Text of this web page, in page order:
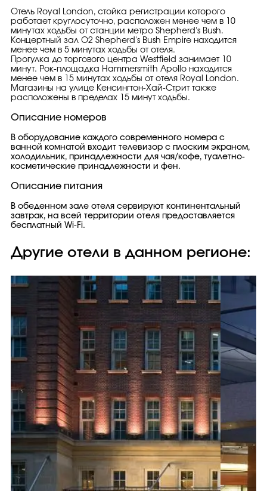
Отель Royal London, стойка регистрации которого
работает круглосуточно, расположен менее чем в 10
минутах ходьбы от станции метро Shepherd's Bush.
Концертный зал O2 Shepherd's Bush Empire находится
менее чем в 5 минутах ходьбы от отеля.
Прогулка до торгового центра Westfield занимает 10
минут. Рок-площадка Hammersmith Apollo находится
менее чем в 15 минутах ходьбы от отеля Royal London.
Магазины на улице Кенсингтон-Хай-Стрит также
расположены в пределах 15 минут ходьбы.
Описание номеров
В оборудование каждого современного номера с
ванной комнатой входит телевизор с плоским экраном,
холодильник, принадлежности для чая/кофе, туалетно-
косметические принадлежности и фен.
Описание питания
В обеденном зале отеля сервируют континентальный
завтрак, на всей территории отеля предоставляется
бесплатный Wi-Fi.
Другие отели в данном регионе: